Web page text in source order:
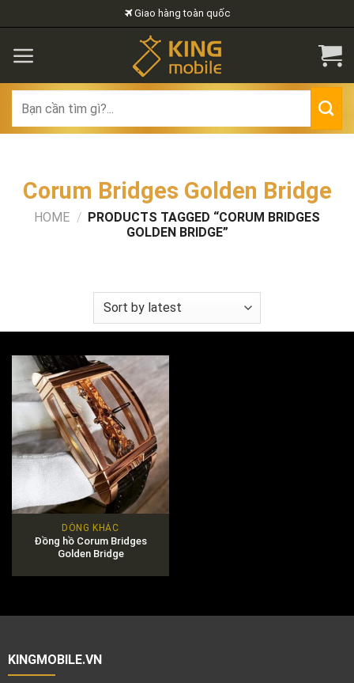
to
content
Giao hàng toàn quốc
for:
Corum Bridges Golden Bridge
HOME / PRODUCTS TAGGED “CORUM BRIDGES
GOLDEN BRIDGE”
DÒNG KHÁC
Đồng hồ Corum Bridges
Golden Bridge
KINGMOBILE.VN